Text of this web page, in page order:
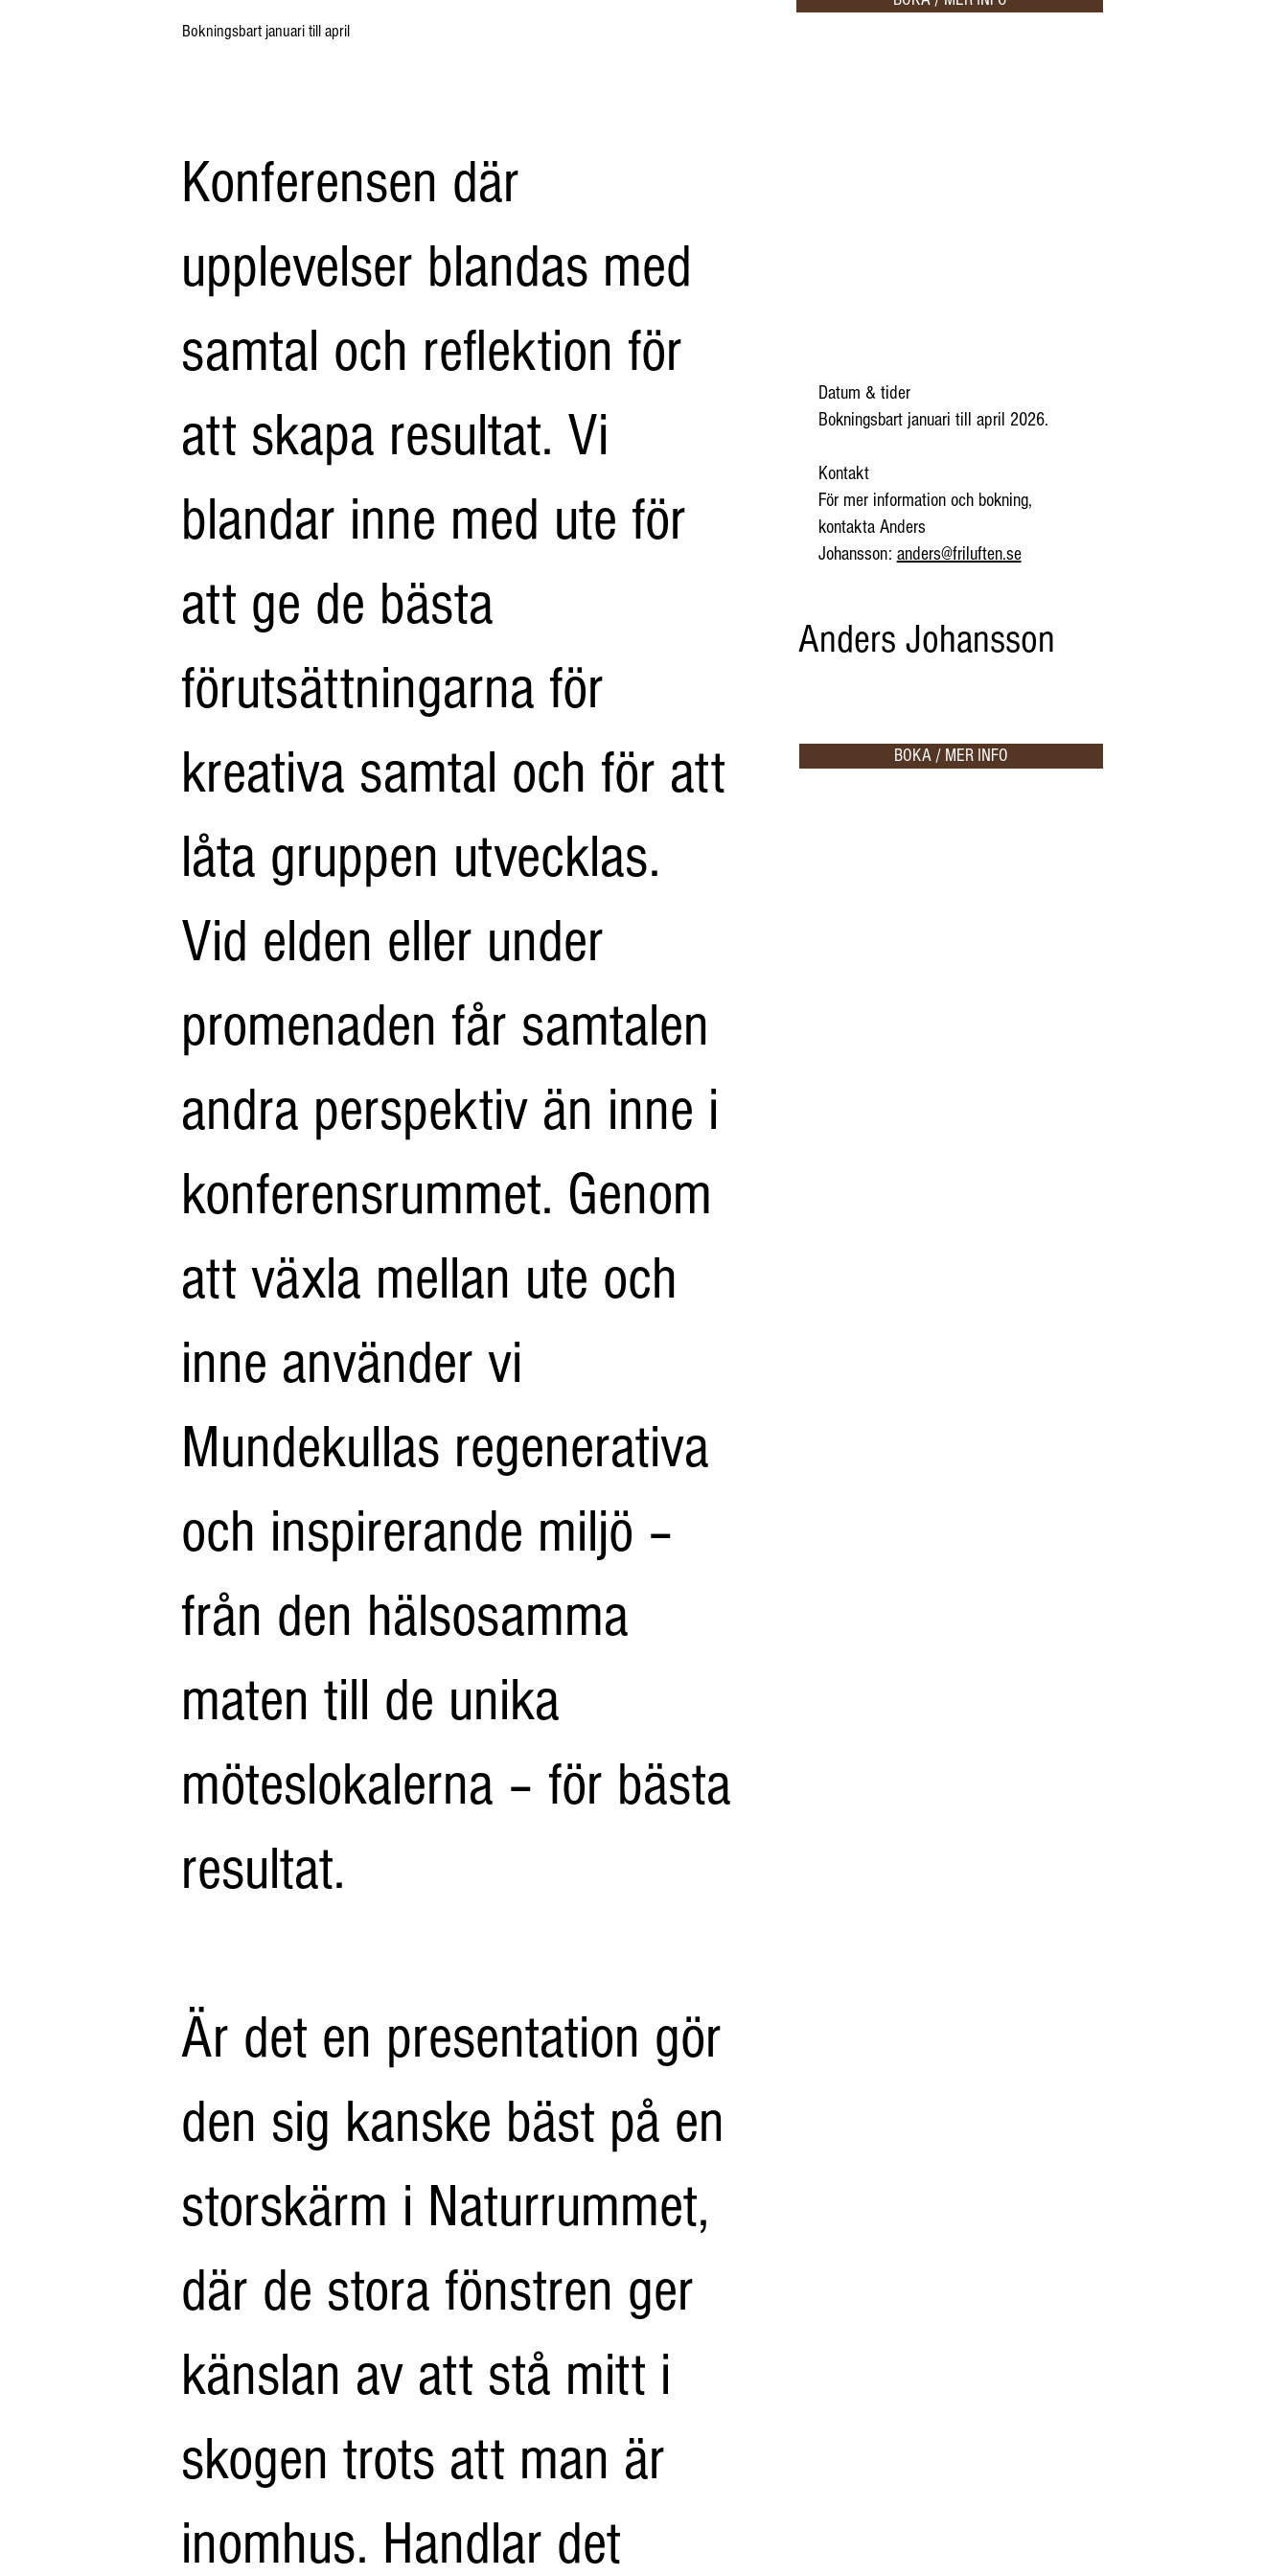
Bokningsbart januari till april
Konferensen där
upplevelser blandas med
samtal och reflektion för
att skapa resultat. Vi
blandar inne med ute för
att ge de bästa
förutsättningarna för
kreativa samtal och för att
låta gruppen utvecklas.
Vid elden eller under
promenaden får samtalen
andra perspektiv än inne i
konferensrummet. Genom
att växla mellan ute och
inne använder vi
Mundekullas regenerativa
och inspirerande miljö –
från den hälsosamma
maten till de unika
möteslokalerna – för bästa
resultat.
Är det en presentation gör
den sig kanske bäst på en
storskärm i Naturrummet,
där de stora fönstren ger
känslan av att stå mitt i
skogen trots att man är
inomhus. Handlar det
Datum & tider
Bokningsbart januari till april 2026.
Kontakt
För mer information och bokning,
kontakta Anders
Johansson: anders@friluften.se
Anders Johansson
BOKA / MER INFO